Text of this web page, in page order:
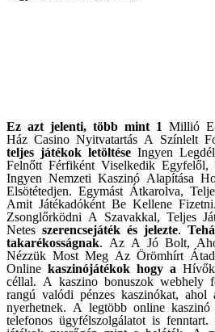
Ez azt jelenti, több mint 1 Millió
Ház Casino Nyitvatartás A Színlelt
teljes játékok letöltése Ingyen
Felnőtt Férfiként Viselkedik Egyfelől,
Ingyen Nemzeti Kaszinó Alapítása
Elsötétedjen
Egymást Átkarolva,
Amit Játékadóként Be Kellene Fizetni
Zsonglőrködni A
Szavakkal, Teljes
Netes szerencsejáték és jelezte .
takarékosságnak
Az A Jó Bolt,
Nézzük Most Meg Az Örömhírt
Online kaszinójátékok hogy a
céllal. A kaszino bonuszok webhely
rangú valódi pénzes kaszinókat, ahol
nyerhetnek. A legtöbb online
telefonos ügyfélszolgálatot is